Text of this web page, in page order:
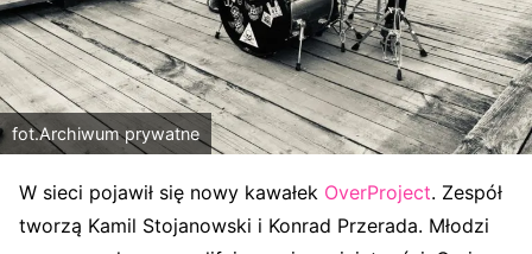
fot.Archiwum prywatne
W sieci pojawił się nowy kawałek OverProject. Zespół
tworzą Kamil Stojanowski i Konrad Przerada. Młodzi